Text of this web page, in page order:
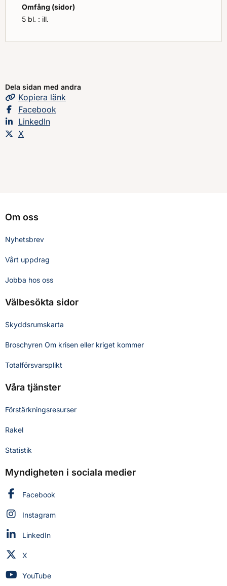
Omfång (sidor)
5 bl. : ill.
Dela sidan med andra
Kopiera sidans
länk
Dela sidan på
Facebook
Dela sidan på
LinkedIn
Dela sidan på
X
Om oss
Nyhetsbrev
Vårt uppdrag
Jobba hos oss
Välbesökta sidor
Skyddsrumskarta
Broschyren Om krisen eller kriget kommer
Totalförsvarsplikt
Våra tjänster
Förstärkningsresurser
Rakel
Statistik
Myndigheten i sociala medier
Myndigheten för civilt försvar på
Facebook
Myndigheten för civilt försvar på
Instagram
Myndigheten för civilt försvar på
LinkedIn
Myndigheten för civilt försvar på
X
Myndigheten för civilt försvar på
YouTube